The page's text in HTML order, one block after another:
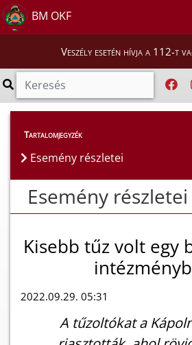
BM OKF
Veszély esetén hívja a 112-t
Esemény részletei
Tartalomjegyzék
Esemény részletei
Esemény részletei
Kisebb tűz volt egy
2022.09.29. 05:31
A tűzoltókat a